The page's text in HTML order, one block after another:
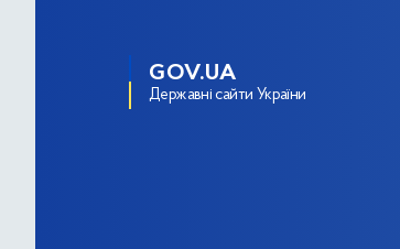
GOV.UA
Державні сайти України